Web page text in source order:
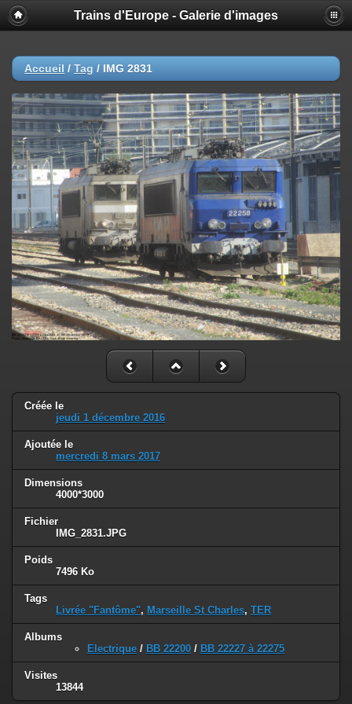
Trains d'Europe - Galerie d'images
Accueil / Tag / IMG 2831
Créée le
jeudi 1 décembre 2016
Ajoutée le
mercredi 8 mars 2017
Dimensions
4000*3000
Fichier
IMG_2831.JPG
Poids
7496 Ko
Tags
Livrée "Fantôme", Marseille St Charles, TER
Albums
Electrique / BB 22200 / BB 22227 à 22275
Visites
13844